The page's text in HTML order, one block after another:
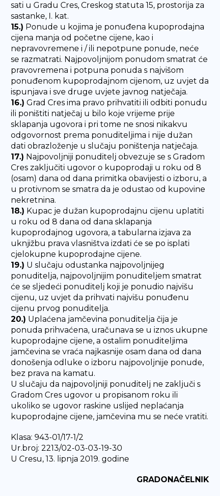
sati u Gradu Cres, Creskog statuta 15, prostorija za
sastanke, I. kat.
15.) Ponude u kojima je ponuđena kupoprodajna
cijena manja od početne cijene, kao i
nepravovremene i / ili nepotpune ponude, neće
se razmatrati. Najpovoljnijom ponudom smatrat će
pravovremena i potpuna ponuda s najvišom
ponuđenom kupoprodajnom cijenom, uz uvjet da
ispunjava i sve druge uvjete javnog natječaja.
16.) Grad Cres ima pravo prihvatiti ili odbiti ponudu
ili poništiti natječaj u bilo koje vrijeme prije
sklapanja ugovora i pri tome ne snosi nikakvu
odgovornost prema ponuditeljima i nije dužan
dati obrazloženje u slučaju poništenja natječaja.
17.) Najpovoljniji ponuditelj obvezuje se s Gradom
Cres zaključiti ugovor o kupoprodaji u roku od 8
(osam) dana od dana primitka obavijesti o izboru, a
u protivnom se smatra da je odustao od kupovine
nekretnina.
18.) Kupac je dužan kupoprodajnu cijenu uplatiti
u roku od 8 dana od dana sklapanja
kupoprodajnog ugovora, a tabularna izjava za
uknjižbu prava vlasništva izdati će se po isplati
cjelokupne kupoprodajne cijene.
19.) U slučaju odustanka najpovoljnijeg
ponuditelja, najpovoljnijim ponuditeljem smatrat
će se sljedeći ponuditelj koji je ponudio najvišu
cijenu, uz uvjet da prihvati najvišu ponuđenu
cijenu prvog ponuditelja.
20.) Uplaćena jamčevina ponuditelja čija je
ponuda prihvaćena, uračunava se u iznos ukupne
kupoprodajne cijene, a ostalim ponuditeljima
jamčevina se vraća najkasnije osam dana od dana
donošenja odluke o izboru najpovoljnije ponude,
bez prava na kamatu.
U slučaju da najpovoljniji ponuditelj ne zaključi s
Gradom Cres ugovor u propisanom roku ili
ukoliko se ugovor raskine uslijed neplaćanja
kupoprodajne cijene, jamčevina mu se neće vratiti.
Klasa: 943-01/17-1/2
Ur.broj: 2213/02-03-03-19-30
U Cresu, 13. lipnja 2019. godine
GRADONAČELNIK